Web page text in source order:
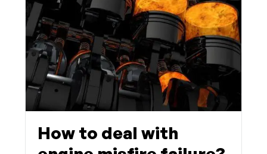
How to deal with